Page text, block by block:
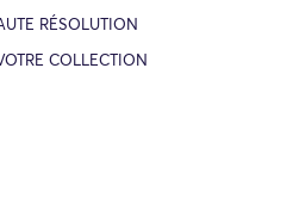
RÉSOLUTION
COLLECTION